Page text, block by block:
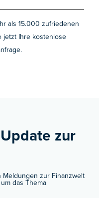
als 15.000 zufriedenen
jetzt Ihre kostenlose
zur
Meldungen zur Finanzwelt
das Thema